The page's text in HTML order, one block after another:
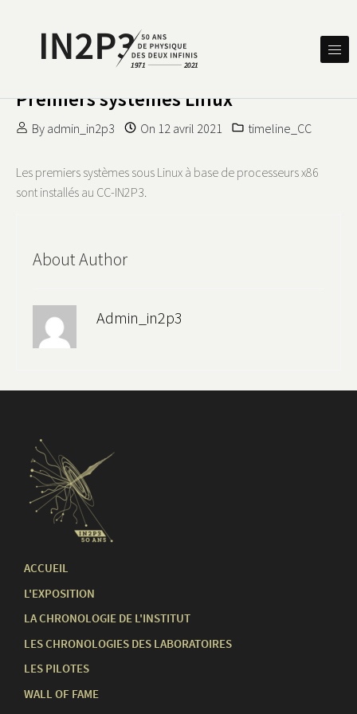
IN2P3 50 ANS DE PHYSIQUE
Premiers systèmes Linux
By admin_in2p3 On 12 avril 2021 timeline_CC
Les premiers systèmes sous Linux à base de processeurs x86
sont installés au CC-IN2P3.
About Author
Admin_in2p3
ACCUEIL
L'EXPOSITION
LA CHRONOLOGIE DE L'INSTITUT
LES CHRONOLOGIES DES LABORATOIRES
LES PILOTES
WALL OF FAME